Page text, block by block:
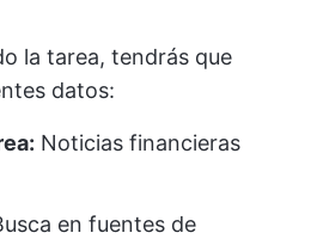
la tarea, tendrás que
datos:
Noticias financieras
en fuentes de